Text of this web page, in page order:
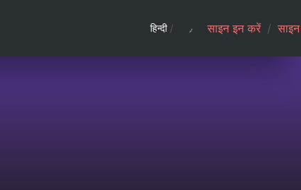
हिन्दी / साइन इन करें /